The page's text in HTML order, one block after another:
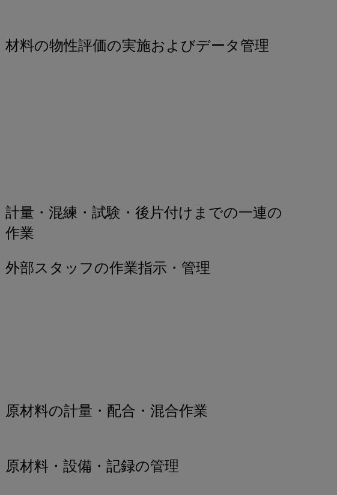
材料の物性評価の実施およびデータ管理
計量・混練・試験・後片付けまでの一連の
作業
外部スタッフの作業指示・管理
原材料の計量・配合・混合作業
原材料・設備・記録の管理